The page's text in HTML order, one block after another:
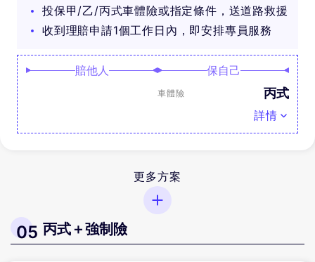
投保甲/乙/丙式車體險或指定條件，送道路救援
收到理賠申請1個工作日內，即安排專員服務
賠他人 保自己
車體險 丙式
詳情
更多方案
05 丙式＋強制險